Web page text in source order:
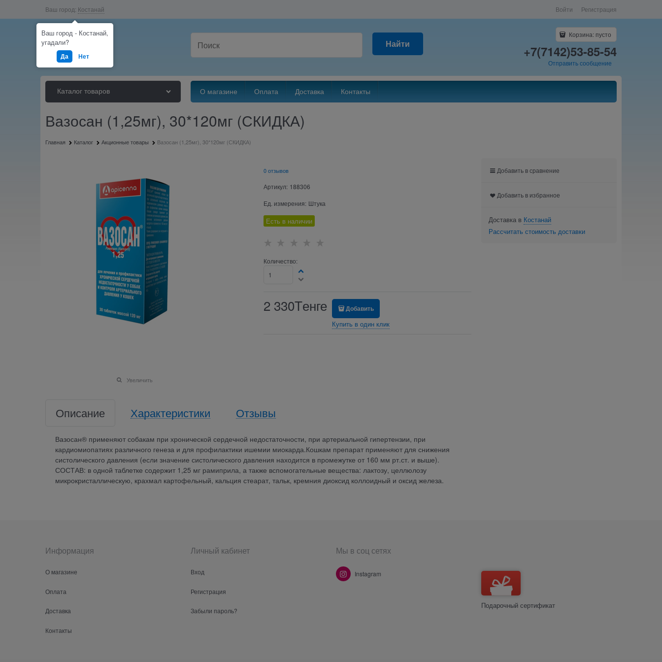
Ваш город: Костанай Войти Регистрация
Найти
Корзина: пусто
+7(7142)53-85-54
Отправить сообщение
Каталог товаров О магазине Оплата Доставка Контакты
Вазосан (1,25мг), 30*120мг (СКИДКА)
Главная Каталог Акционные товары Вазосан (1,25мг), 30*120мг (СКИДКА)
Увеличить
0 отзывов
Артикул: 188306
Ед. измерения: Штука
Есть в наличии
Количество:
2 330Tенге Добавить
Купить в один клик
Описание Характеристики Отзывы
Вазосан® применяют собакам при хронической сердечной недостаточности, при артериальной гипертензии, при
кардиомиопатиях различного генеза и для профилактики ишемии миокарда.Кошкам препарат применяют для снижения
систолического давления (если значение систолического давления находится в промежутке от 160 мм рт.ст. и выше).
СОСТАВ: в одной таблетке содержит 1,25 мг рамиприла, а также вспомогательные вещества: лактозу, целлюлозу
микрокристаллическую, крахмал картофельный, кальция стеарат, тальк, кремния диоксид коллоидный и оксид железа.
Добавить в сравнение
Добавить в избранное
Доставка в Костанай
Рассчитать стоимость доставки
Информация
О магазине
Оплата
Доставка
Контакты
Личный кабинет
Вход
Регистрация
Забыли пароль?
Мы в соц сетях
Instagram
Подарочный сертификат
Ваш город - Костанай,
угадали?
Да Нет